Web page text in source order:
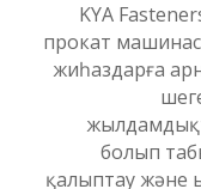
KYA
прокат
жиһаздарға
болып
қалыптау және